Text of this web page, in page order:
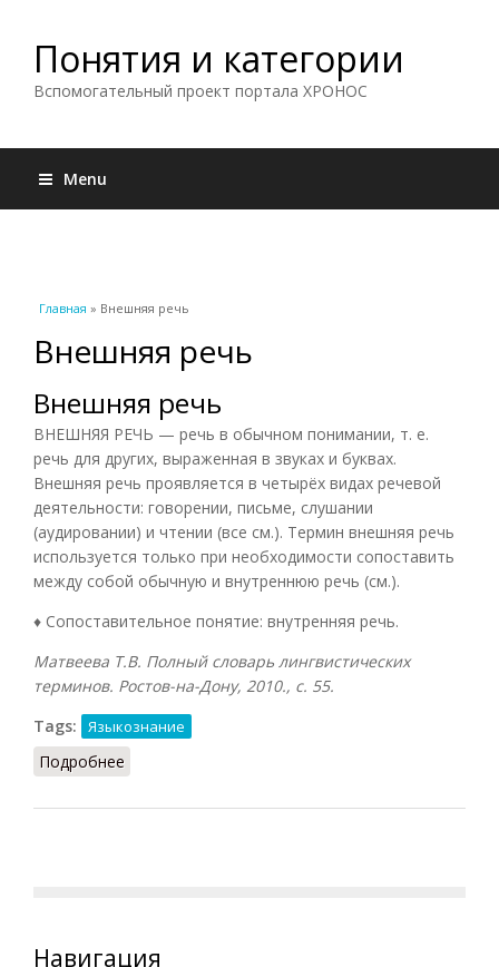
Понятия и категории
Вспомогательный проект портала ХРОНОС
Menu
Вы здесь
Главная » Внешняя речь
Внешняя речь
Внешняя речь
ВНЕШНЯЯ РЕЧЬ — речь в обычном понимании, т. е.
речь для других, выраженная в звуках и буквах.
Внешняя речь проявляется в четырёх видах речевой
деятельности: говорении, письме, слушании
(аудировании) и чтении (все см.). Термин внешняя речь
используется только при необходимости сопоставить
между собой обычную и внутреннюю речь (см.).
♦ Сопоставительное понятие: внутренняя речь.
Матвеева Т.В. Полный словарь лингвистических
терминов. Ростов-на-Дону, 2010., с. 55.
Tags:
Языкознание
Подробнее
Навигация